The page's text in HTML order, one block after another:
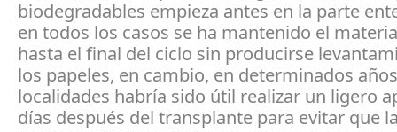
biodegradables empieza antes en la parte
en todos los casos se ha mantenido el
hasta el final del ciclo sin producirse
los papeles, en cambio, en determinados
localidades habría sido útil realizar un ligero
días después del transplante para evitar que